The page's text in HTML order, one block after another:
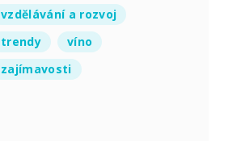
vzdělávání a rozvoj
trendy
víno
zajímavosti